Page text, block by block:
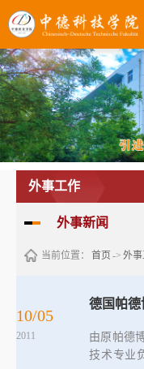
外事工作
外事新闻
当前位置： 首页 -> 外
10/05
2011
由原帕德
技术专业